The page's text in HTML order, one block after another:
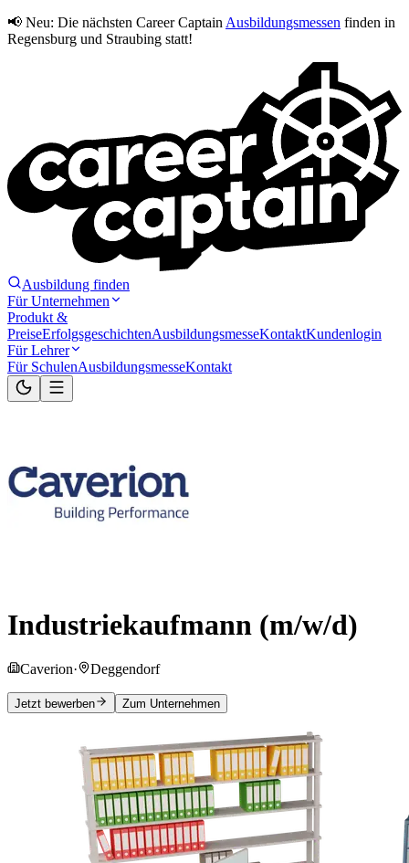
📢 Neu: Die nächsten Career Captain Ausbildungsmessen finden in
Regensburg und Straubing statt!
Ausbildung finden
Für Unternehmen
Produkt &
PreiseErfolgsgeschichtenAusbildungsmesseKontaktKundenlogin
Für Lehrer
Für SchulenAusbildungsmesseKontakt
Industriekaufmann (m/w/d)
Caverion· Deggendorf
Jetzt bewerben Zum Unternehmen